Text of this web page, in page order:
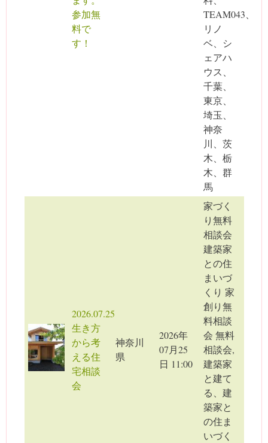
参加無
料で
す！
TEAM043、
リノ
ベ、シ
ェアハ
ウス、
千葉、
東京、
埼玉、
神奈
川、茨
木、栃
木、群
馬
2026.07.25
生き方
から考
える住
宅相談
会
神奈川
県
2026年
07月25
日 11:00
家づく
り無料
相談会
建築家
との住
まいづ
くり 家
創り無
料相談
会 無料
相談会,
建築家
と建て
る、建
築家と
の住ま
いづく